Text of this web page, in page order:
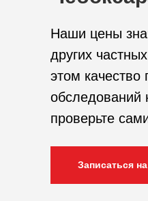
Наши цены
других
этом качество
обследований
проверьте
Записаться